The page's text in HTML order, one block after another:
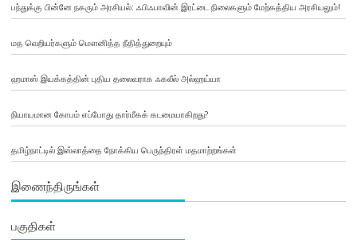
பந்துக்கு பின்னே நகரும் அரசியல்: ஃபிஃபாவின் இரட்டை நிலைகளும் மேற்கத்திய அரசியலும்!
மத வெறியர்களும் மௌனித்த நீதித்துறையும்
ஹமாஸ் இயக்கத்தின் புதிய தலைவராக ஃகலீல் அல்ஹய்யா
நியாயமான கோபம் எப்போது தார்மீகக் கடமையாகிறது?
தமிழ்நாட்டில் இஸ்லாத்தை நோக்கிய பெருந்திரள் மதமாற்றங்கள்
இணைந்திருங்கள்
பகுதிகள்